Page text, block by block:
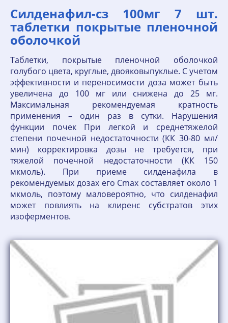
Силденафил-сз 100мг 7 шт.
таблетки покрытые пленочной
оболочкой
Таблетки, покрытые пленочной оболочкой
голубого цвета, круглые, двояковыпуклые. С учетом
эффективности и переносимости доза может быть
увеличена до 100 мг или снижена до 25 мг.
Максимальная рекомендуемая кратность
применения – один раз в сутки. Нарушения
функции почек При легкой и среднетяжелой
степени почечной недостаточности (КК 30-80 мл/
мин) корректировка дозы не требуется, при
тяжелой почечной недостаточности (КК 150
мкмоль). При приеме силденафила в
рекомендуемых дозах его Сmax составляет около 1
мкмоль, поэтому маловероятно, что силденафил
может повлиять на клиренс субстратов этих
изоферментов.